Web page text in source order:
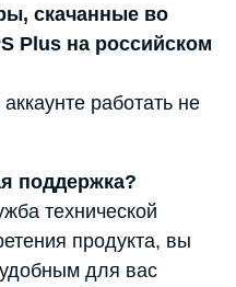
скачанные во
Plus на российском
работать не
поддержка?
технической
продукта, вы
для вас